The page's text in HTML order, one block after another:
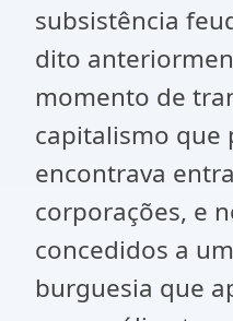
subsistência
dito
momento de
capitalismo que
encontrava
corporações, e
concedidos a
burguesia que